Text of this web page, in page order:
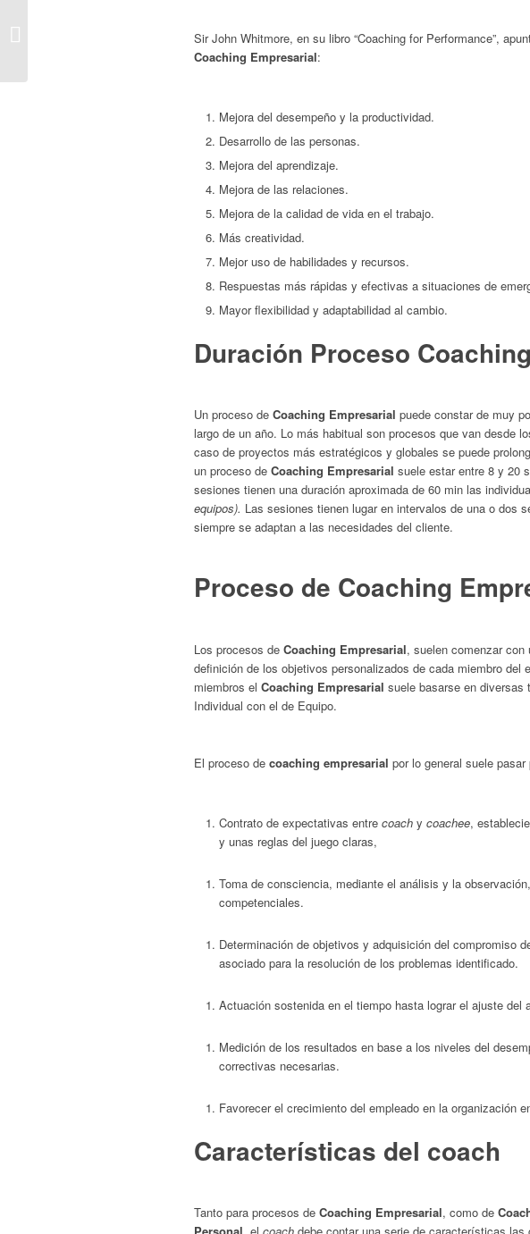
Sir John Whitmore, en su libro “Coaching for Performance”,
Coaching Empresarial:
Mejora del desempeño y la productividad.
Desarrollo de las personas.
Mejora del aprendizaje.
Mejora de las relaciones.
Mejora de la calidad de vida en el trabajo.
Más creatividad.
Mejor uso de habilidades y recursos.
Respuestas más rápidas y efectivas a situaciones de
Mayor flexibilidad y adaptabilidad al cambio.
Duración Proceso
Un proceso de Coaching Empresarial puede constar de muy
largo de un año. Lo más habitual son procesos que van desde
caso de proyectos más estratégicos y globales se puede
un proceso de Coaching Empresarial suele estar entre 8 y 20
sesiones tienen una duración aproximada de 60 min las
equipos). Las sesiones tienen lugar en intervalos de una o dos
siempre se adaptan a las necesidades del cliente.
Proceso de Coaching
Los procesos de Coaching Empresarial, suelen comenzar con
definición de los objetivos personalizados de cada miembro del
miembros el Coaching Empresarial suele basarse en diversas
Individual con el de Equipo.
El proceso de coaching empresarial por lo general suele pasar
Contrato de expectativas entre coach y coachee,
y unas reglas del juego claras,
Toma de consciencia, mediante el análisis y la
competenciales.
Determinación de objetivos y adquisición del compromiso
asociado para la resolución de los problemas identificado.
Actuación sostenida en el tiempo hasta lograr el ajuste del
Medición de los resultados en base a los niveles del
correctivas necesarias.
Favorecer el crecimiento del empleado en la organización
Características del coach
Tanto para procesos de Coaching Empresarial, como de